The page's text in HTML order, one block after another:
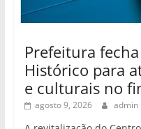
Prefeitura
Histórico para
e culturais no
agosto 9, 2026 admin